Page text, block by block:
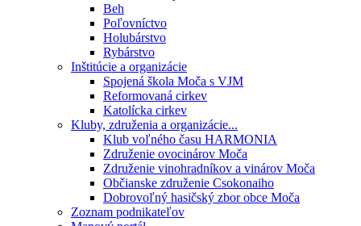
Beh
Poľovníctvo
Holubárstvo
Rybárstvo
Inštitúcie a organizácie
Spojená škola Moča s VJM
Reformovaná cirkev
Katolícka cirkev
Kluby, združenia a organizácie...
Klub voľného času HARMONIA
Združenie ovocinárov Moča
Združenie vinohradníkov a vinárov Moča
Občianske združenie Csokonaiho
Dobrovoľný hasičský zbor obce Moča
Zoznam podnikateľov